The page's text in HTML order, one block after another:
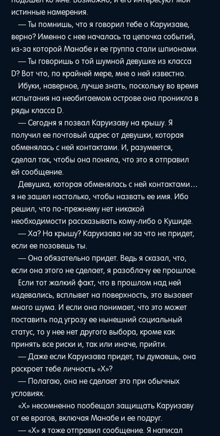
истинные намерения.
— Ты помнишь, что я говорил тебе о Каруизаве,
верно? Именно с нее началась та цепочка событий,
из-за которой Манабе и ее группа стали шпионами.
— Ты говоришь о той шумной девушке из класса
D? Вот что, по крайней мере, мне о ней известно.
Ибуки, наверное, лучше знать, поскольку во время
испытания на необитаемом острове она проникла в
ряды класса D.
— Сегодня я позвал Каруизаву на крышу. Я
получил ее почтовый адрес от девушки, которая
обменялась с ней контактами. И, разумеется,
сделал так, чтобы она поняла, что это я отправил
ей сообщение.
Девушка, которая обменялась с ней контактами…
я не зашел настолько, чтобы назвать ее имя. Ибо
решил, что по-прежнему нет никакой
необходимости рассказывать кому-либо о Кушиде.
— Ха? На крышу? Каруизава ни за что не придет,
если ее позовешь ты.
— Она обязательно придет. Ведь я сказал, что,
если она этого не сделает, я разоблачу ее прошлое.
Если тот жалкий факт, что в прошлом над ней
издевались, всплывет на поверхность, это вызовет
много шума. И если она понимает, что это может
поставить под угрозу ее нынешний социальный
статус, то у нее нет другого выбора, кроме как
принять все риски и, так или иначе, прийти.
— Даже если Каруизава придет, ты думаешь, она
раскроет тебе личность «Х»?
— Полагаю, она не сделает это при обычных
условиях.
«Х» несомненно пообещал защищать Каруизаву
от ее врагов, включая Манабе и ее подруг.
— «Х» я тоже отправил сообщение. Я написал